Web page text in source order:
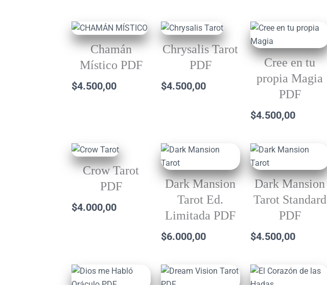
Chamán
Místico PDF
$4.500,00
Chrysalis Tarot
PDF
$4.500,00
Cree en tu
propia Magia
PDF
$4.500,00
Crow Tarot
PDF
$4.000,00
Dark Mansion
Tarot Ed.
Limitada PDF
$6.000,00
Dark Mansion
Tarot Standard
PDF
$4.500,00